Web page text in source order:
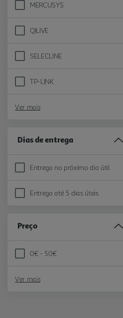
MERCUSYS
Refine by Marca: MERCUSYS
QILIVE
Refine by Marca: QILIVE
SELECLINE
Refine by Marca: SELECLINE
TP-LINK
Refine by Marca: TP-LINK
Ver mais
Dias de entrega
Entrega no próximo dia útil
Refine by Dias de entrega: Entrega
Entrega até 5 dias úteis
Refine by Dias de entrega: Entrega
Preço
0€ - 50€
Refine by Preço: 0€ - 50€
Ver mais